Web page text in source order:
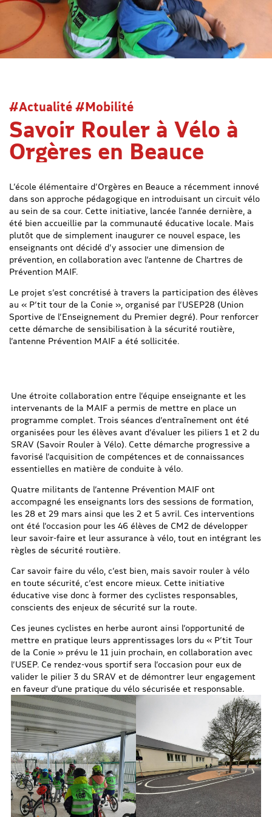
#Actualité #Mobilité
Savoir Rouler à Vélo à
Orgères en Beauce
L’école élémentaire d’Orgères en Beauce a récemment innové
dans son approche pédagogique en introduisant un circuit vélo
au sein de sa cour. Cette initiative, lancée l’année dernière, a
été bien accueillie par la communauté éducative locale. Mais
plutôt que de simplement inaugurer ce nouvel espace, les
enseignants ont décidé d’y associer une dimension de
prévention, en collaboration avec l’antenne de Chartres de
Prévention MAIF.
Le projet s’est concrétisé à travers la participation des élèves
au « P’tit tour de la Conie », organisé par l’USEP28 (Union
Sportive de l’Enseignement du Premier degré). Pour renforcer
cette démarche de sensibilisation à la sécurité routière,
l’antenne Prévention MAIF a été sollicitée.
Une étroite collaboration entre l’équipe enseignante et les
intervenants de la MAIF a permis de mettre en place un
programme complet. Trois séances d’entraînement ont été
organisées pour les élèves avant d’évaluer les piliers 1 et 2 du
SRAV (Savoir Rouler à Vélo). Cette démarche progressive a
favorisé l’acquisition de compétences et de connaissances
essentielles en matière de conduite à vélo.
Quatre militants de l’antenne Prévention MAIF ont
accompagné les enseignants lors des sessions de formation,
les 28 et 29 mars ainsi que les 2 et 5 avril. Ces interventions
ont été l’occasion pour les 46 élèves de CM2 de développer
leur savoir-faire et leur assurance à vélo, tout en intégrant les
règles de sécurité routière.
Car savoir faire du vélo, c’est bien, mais savoir rouler à vélo
en toute sécurité, c’est encore mieux. Cette initiative
éducative vise donc à former des cyclistes responsables,
conscients des enjeux de sécurité sur la route.
Ces jeunes cyclistes en herbe auront ainsi l’opportunité de
mettre en pratique leurs apprentissages lors du « P’tit Tour
de la Conie » prévu le 11 juin prochain, en collaboration avec
l’USEP. Ce rendez-vous sportif sera l’occasion pour eux de
valider le pilier 3 du SRAV et de démontrer leur engagement
en faveur d’une pratique du vélo sécurisée et responsable.